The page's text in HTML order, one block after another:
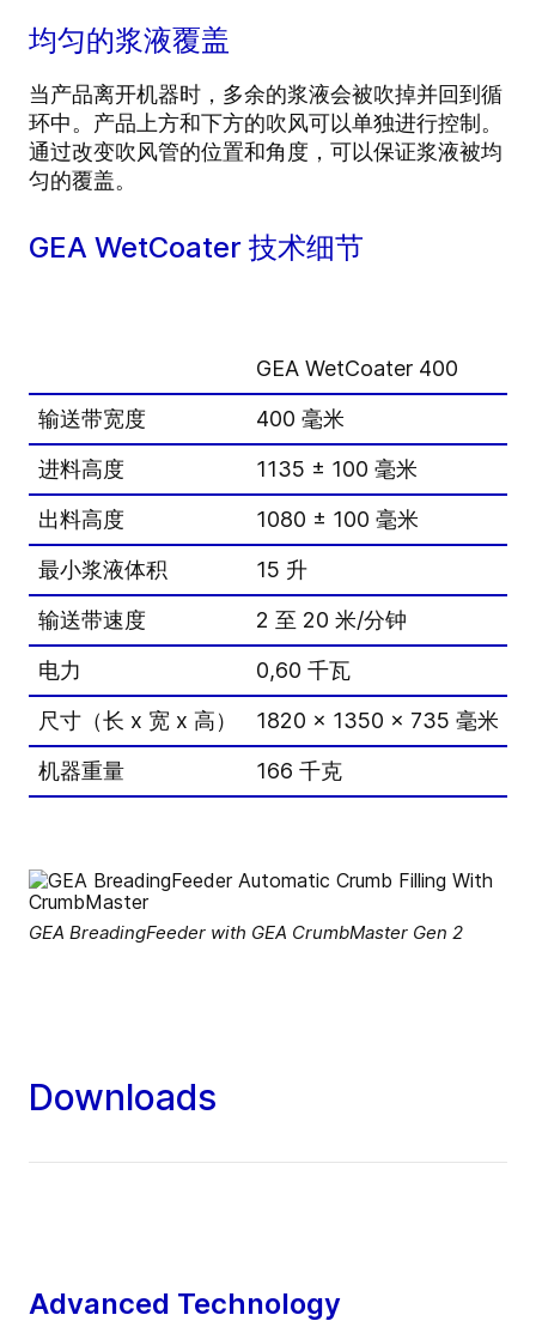
均匀的浆液覆盖
当产品离开机器时，多余的浆液会被吹掉并回到循
环中。产品上方和下方的吹风可以单独进行控制。
通过改变吹风管的位置和角度，可以保证浆液被均
匀的覆盖。
GEA WetCoater 技术细节
GEA WetCoater 400
输送带宽度
400 毫米
进料高度
1135 ± 100 毫米
出料高度
1080 ± 100 毫米
最小浆液体积
15 升
输送带速度
2 至 20 米/分钟
电力
0,60 千瓦
尺寸（长 x 宽 x 高）
1820 x 1350 x 735 毫米
机器重量
166 千克
GEA BreadingFeeder with GEA CrumbMaster Gen 2
Downloads
Advanced Technology